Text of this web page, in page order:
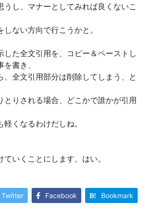
うし、マナーとしてみれば良くないこ
ない方向で行こうかと。
した全文引用を、コピー＆ペーストし
書き、
、全文引用部分は削除してしまう、と
とりされる場合、どこかで誰かが引用
くなるわけだしね。
いくことにします。はい。
Twitter Facebook Bookmark